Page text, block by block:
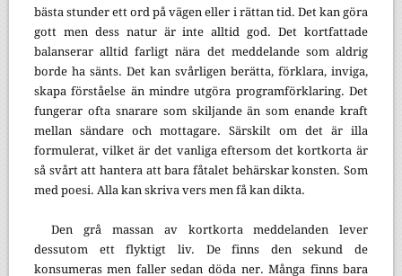
bästa stunder ett ord på vägen eller i rättan tid. Det kan göra
gott men dess natur är inte alltid god. Det kortfattade
balanserar alltid farligt nära det meddelande som aldrig
borde ha sänts. Det kan svårligen berätta, förklara, inviga,
skapa förståelse än mindre utgöra programförklaring. Det
fungerar ofta snarare som skiljande än som enande kraft
mellan sändare och mottagare. Särskilt om det är illa
formulerat, vilket är det vanliga eftersom det kortkorta är
så svårt att hantera att bara fåtalet behärskar konsten. Som
med poesi. Alla kan skriva vers men få kan dikta.
Den grå massan av kortkorta meddelanden lever
dessutom ett flyktigt liv. De finns den sekund de
konsumeras men faller sedan döda ner. Många finns bara